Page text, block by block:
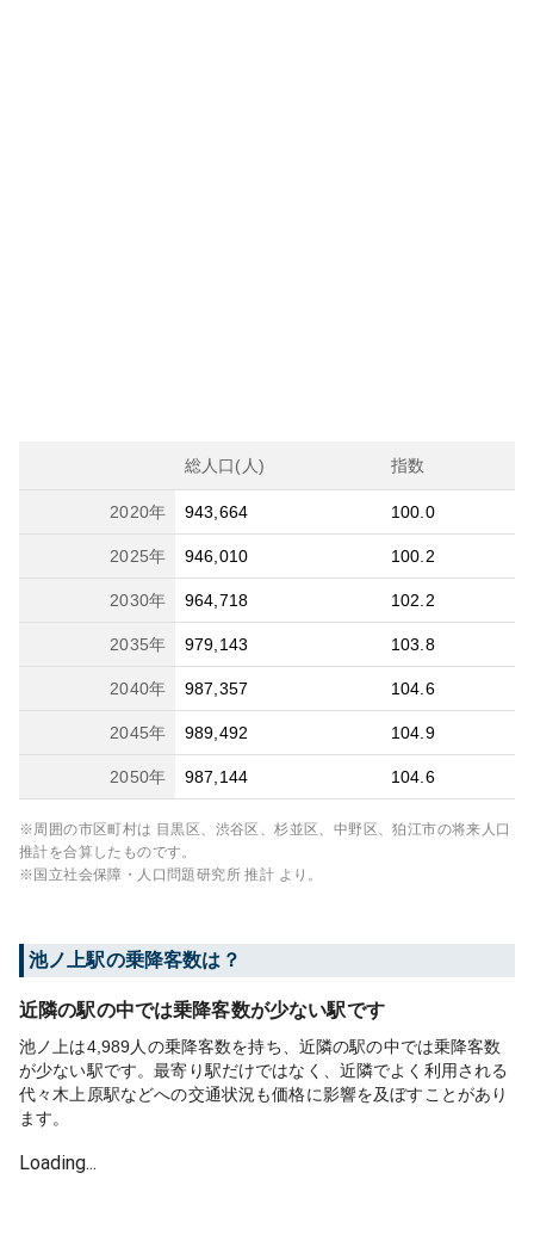
総人口(人) 指数
2020年 943,664 100.0
2025年 946,010 100.2
2030年 964,718 102.2
2035年 979,143 103.8
2040年 987,357 104.6
2045年 989,492 104.9
2050年 987,144 104.6
※周囲の市区町村は 目黒区、渋谷区、杉並区、中野区、狛江市の将来人口
推計を合算したものです。
※国立社会保障・人口問題研究所 推計 より。
池ノ上駅の乗降客数は？
近隣の駅の中では乗降客数が少ない駅です
池ノ上は4,989人の乗降客数を持ち、近隣の駅の中では乗降客数
が少ない駅です。最寄り駅だけではなく、近隣でよく利用される
代々木上原駅などへの交通状況も価格に影響を及ぼすことがあり
ます。
Loading...